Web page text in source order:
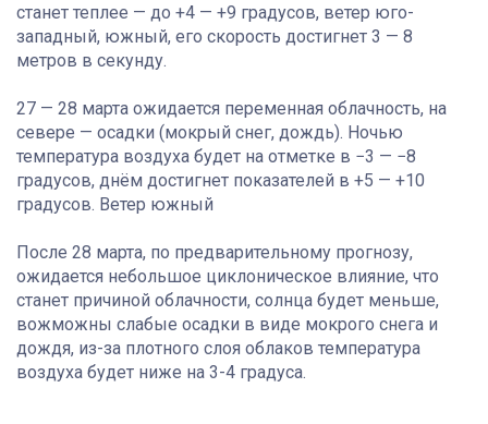
станет теплее — до +4 — +9 градусов, ветер юго-
западный, южный, его скорость достигнет 3 — 8
метров в секунду.
27 — 28 марта ожидается переменная облачность, на
севере — осадки (мокрый снег, дождь). Ночью
температура воздуха будет на отметке в −3 — −8
градусов, днём достигнет показателей в +5 — +10
градусов. Ветер южный
После 28 марта, по предварительному прогнозу,
ожидается небольшое циклоническое влияние, что
станет причиной облачности, солнца будет меньше,
вожможны слабые осадки в виде мокрого снега и
дождя, из-за плотного слоя облаков температура
воздуха будет ниже на 3-4 градуса.